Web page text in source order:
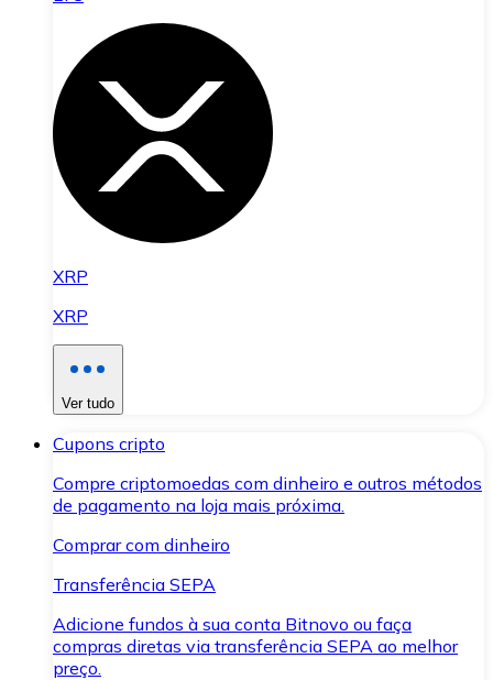
XRP
XRP
Ver tudo
Cupons cripto
Compre criptomoedas com dinheiro e outros métodos
de pagamento na loja mais próxima.
Comprar com dinheiro
Transferência SEPA
Adicione fundos à sua conta Bitnovo ou faça
compras diretas via transferência SEPA ao melhor
preço.